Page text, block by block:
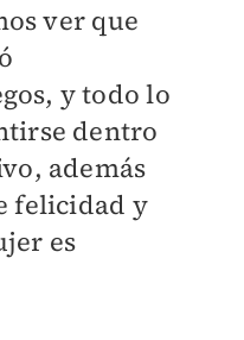
ver que
y todo lo
dentro
además
felicidad y
es